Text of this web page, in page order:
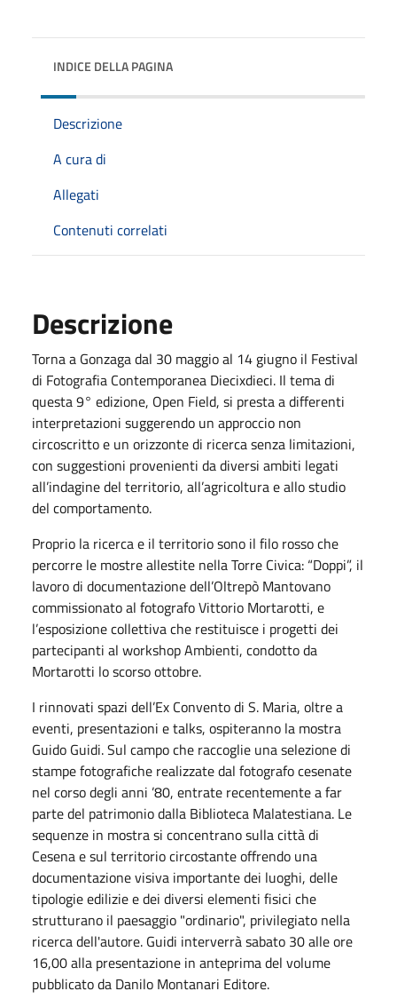
INDICE DELLA PAGINA
Descrizione
A cura di
Allegati
Contenuti correlati
Descrizione
Torna a Gonzaga dal 30 maggio al 14 giugno il Festival
di Fotografia Contemporanea Diecixdieci. Il tema di
questa 9° edizione, Open Field, si presta a differenti
interpretazioni suggerendo un approccio non
circoscritto e un orizzonte di ricerca senza limitazioni,
con suggestioni provenienti da diversi ambiti legati
all’indagine del territorio, all’agricoltura e allo studio
del comportamento.
Proprio la ricerca e il territorio sono il filo rosso che
percorre le mostre allestite nella Torre Civica: “Doppi”, il
lavoro di documentazione dell’Oltrepò Mantovano
commissionato al fotografo Vittorio Mortarotti, e
l’esposizione collettiva che restituisce i progetti dei
partecipanti al workshop Ambienti, condotto da
Mortarotti lo scorso ottobre.
I rinnovati spazi dell’Ex Convento di S. Maria, oltre a
eventi, presentazioni e talks, ospiteranno la mostra
Guido Guidi. Sul campo che raccoglie una selezione di
stampe fotografiche realizzate dal fotografo cesenate
nel corso degli anni ’80, entrate recentemente a far
parte del patrimonio dalla Biblioteca Malatestiana. Le
sequenze in mostra si concentrano sulla città di
Cesena e sul territorio circostante offrendo una
documentazione visiva importante dei luoghi, delle
tipologie edilizie e dei diversi elementi fisici che
strutturano il paesaggio "ordinario", privilegiato nella
ricerca dell'autore. Guidi interverrà sabato 30 alle ore
16,00 alla presentazione in anteprima del volume
pubblicato da Danilo Montanari Editore.